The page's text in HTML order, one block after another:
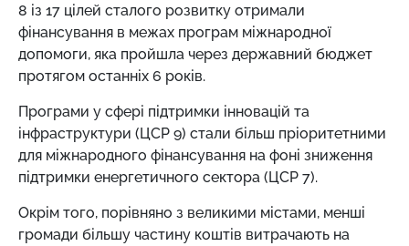
8 із 17 цілей сталого розвитку отримали
фінансування в межах програм міжнародної
допомоги, яка пройшла через державний бюджет
протягом останніх 6 років.
Програми у сфері підтримки інновацій та
інфраструктури (ЦСР 9) стали більш пріоритетними
для міжнародного фінансування на фоні зниження
підтримки енергетичного сектора (ЦСР 7).
Окрім того, порівняно з великими містами, менші
громади більшу частину коштів витрачають на